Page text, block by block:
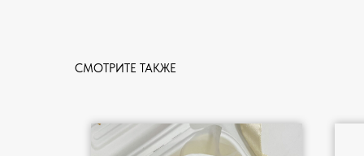
СМОТРИТЕ ТАКЖЕ